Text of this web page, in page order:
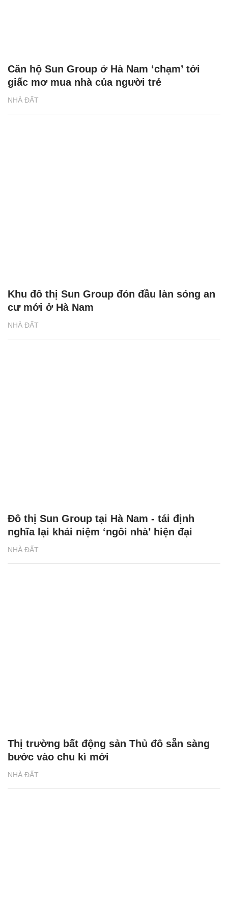
NHÀ ĐẤT
Căn hộ Sun Group ở Hà Nam ‘chạm’ tới
giấc mơ mua nhà của người trẻ
NHÀ ĐẤT
Khu đô thị Sun Group đón đầu làn sóng an
cư mới ở Hà Nam
NHÀ ĐẤT
Đô thị Sun Group tại Hà Nam - tái định
nghĩa lại khái niệm ‘ngôi nhà’ hiện đại
NHÀ ĐẤT
Thị trường bất động sản Thủ đô sẵn sàng
bước vào chu kì mới